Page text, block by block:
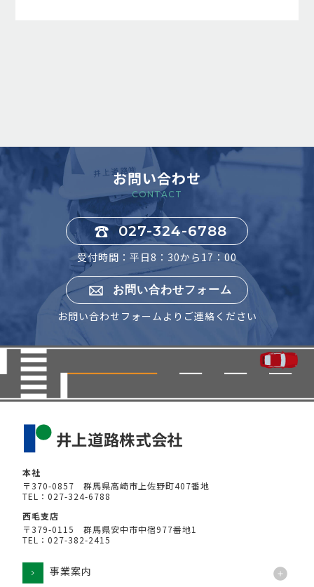
お問い合わせ
CONTACT
027-324-6788
受付時間：平日8：30から17：00
お問い合わせフォーム
お問い合わせフォームよりご連絡ください
本社
〒370-0857 群馬県高崎市上佐野町407番地
TEL：027-324-6788
西毛支店
〒379-0115 群馬県安中市中宿977番地1
TEL：027-382-2415
事業案内